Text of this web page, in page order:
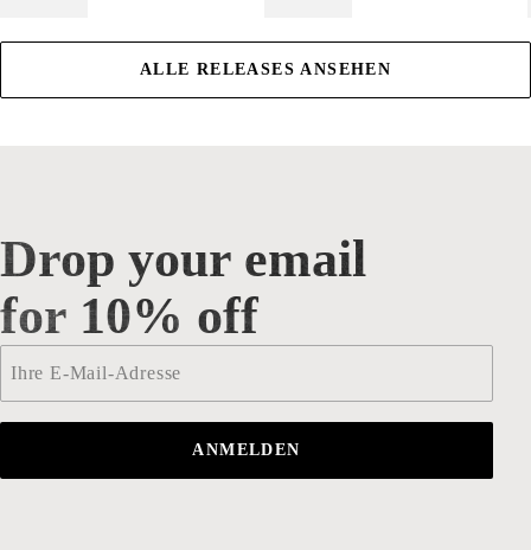
ALLE RELEASES ANSEHEN
Drop your email for 10% off
Drop your email
for 10% off
ANMELDEN